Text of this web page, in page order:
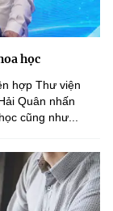
học
hợp Thư viện
Quân nhấn
cũng như...